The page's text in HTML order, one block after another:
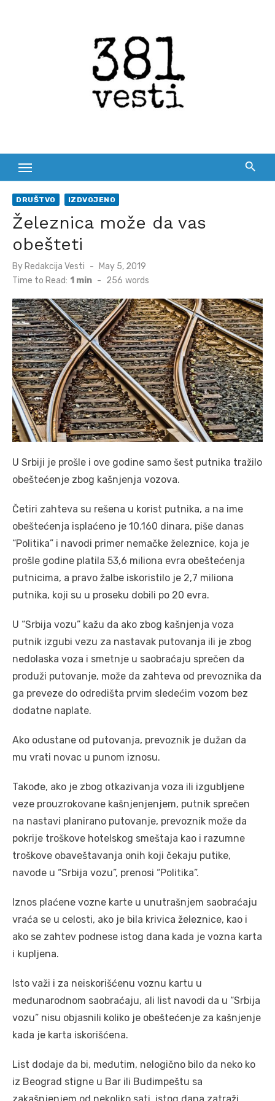
DRUŠTVO IZDVOJENO
Železnica može da vas
obešteti
By Redakcija Vesti
Posted
on
May 5, 2019
Time to Read: 1 min - 256 words
U Srbiji je prošle i ove godine samo šest putnika tražilo
obeštećenje zbog kašnjenja vozova.
Četiri zahteva su rešena u korist putnika, a na ime
obeštećenja isplaćeno je 10.160 dinara, piše danas
“Politika” i navodi primer nemačke železnice, koja je
prošle godine platila 53,6 miliona evra obeštećenja
putnicima, a pravo žalbe iskoristilo je 2,7 miliona
putnika, koji su u proseku dobili po 20 evra.
U “Srbija vozu” kažu da ako zbog kašnjenja voza
putnik izgubi vezu za nastavak putovanja ili je zbog
nedolaska voza i smetnje u saobraćaju sprečen da
produži putovanje, može da zahteva od prevoznika da
ga preveze do odredišta prvim sledećim vozom bez
dodatne naplate.
Ako odustane od putovanja, prevoznik je dužan da
mu vrati novac u punom iznosu.
Takođe, ako je zbog otkazivanja voza ili izgubljene
veze prouzrokovane kašnjenjenjem, putnik sprečen
na nastavi planirano putovanje, prevoznik može da
pokrije troškove hotelskog smeštaja kao i razumne
troškove obaveštavanja onih koji čekaju putike,
navode u “Srbija vozu”, prenosi “Politika”.
Iznos plaćene vozne karte u unutrašnjem saobraćaju
vraća se u celosti, ako je bila krivica železnice, kao i
ako se zahtev podnese istog dana kada je vozna karta
i kupljena.
Isto važi i za neiskorišćenu voznu kartu u
međunarodnom saobraćaju, ali list navodi da u “Srbija
vozu” nisu objasnili koliko je obeštećenje za kašnjenje
kada je karta iskorišćena.
List dodaje da bi, međutim, nelogično bilo da neko ko
iz Beograd stigne u Bar ili Budimpeštu sa